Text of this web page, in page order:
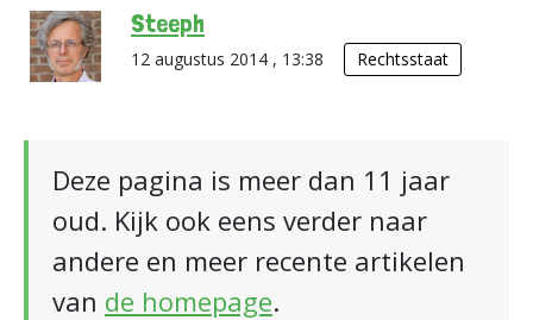
Steeph
12 augustus 2014 , 13:38 Rechtsstaat
Deze pagina is meer dan 11 jaar
oud. Kijk ook eens verder naar
andere en meer recente artikelen
van de homepage.